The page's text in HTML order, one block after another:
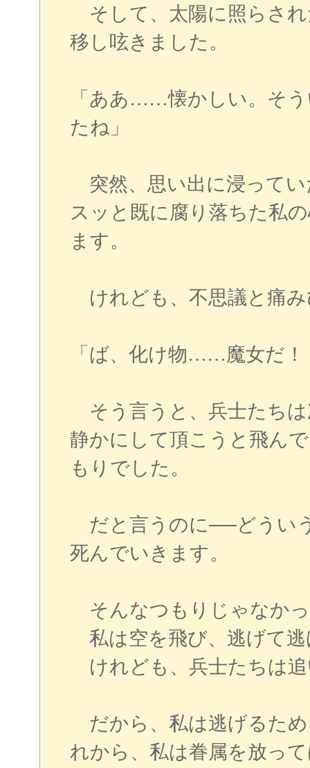
そして、太陽に照らされ
移し呟きました。
「ああ……懐かしい。そ
たね」
突然、思い出に浸って
スッと既に腐り落ちた私
ます。
けれども、不思議と痛
「ば、化け物……魔女だ！
そう言うと、兵士たち
静かにして頂こうと飛ん
もりでした。
だと言うのに──どうい
死んでいきます。
そんなつもりじゃなか
私は空を飛び、逃げて
けれども、兵士たちは
だから、私は逃げるた
れから、私は眷属を放っ